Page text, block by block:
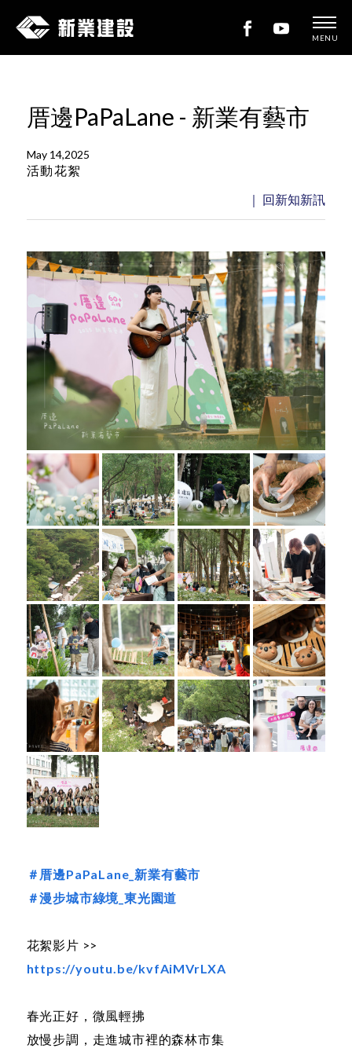
新
建
設
MENU
厝邊PaPaLane - 新業有藝市
May 14,2025
活動花絮
｜ 回新知新訊
＃厝邊PaPaLane_新業有藝市
＃漫步城市綠境_東光園道
花絮影片 >>
https://youtu.be/kvfAiMVrLXA
春光正好，微風輕拂
放慢步調，走進城市裡的森林市集